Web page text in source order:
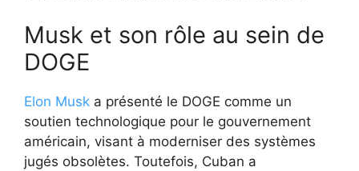
Musk et son rôle au sein de
DOGE
Elon Musk a présenté le DOGE comme un
soutien technologique pour le gouvernement
américain, visant à moderniser des systèmes
jugés obsolètes. Toutefois, Cuban a